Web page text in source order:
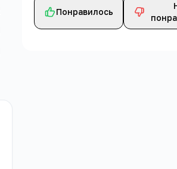
Понравилось